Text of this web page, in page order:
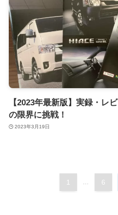
【2023年最新版】実録・レ
の限界に挑戦！
2023年3月19日
1 ... 6